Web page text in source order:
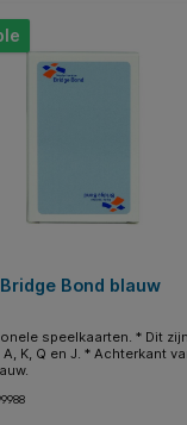
Bond blauw
speelkaarten. * Dit
K, Q en J. * Achterkant